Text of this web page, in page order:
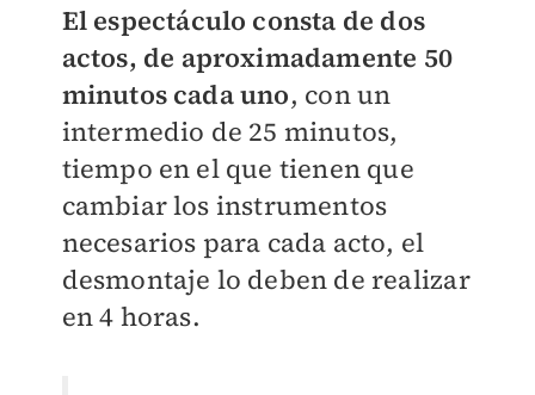
El espectáculo consta de dos
actos, de aproximadamente 50
minutos cada uno, con un
intermedio de 25 minutos,
tiempo en el que tienen que
cambiar los instrumentos
necesarios para cada acto, el
desmontaje lo deben de realizar
en 4 horas.